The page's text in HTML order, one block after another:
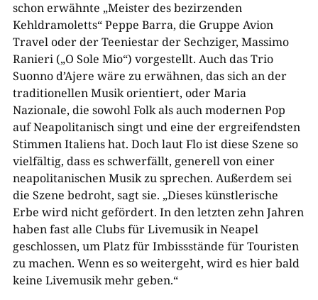
schon erwähnte „Meister des bezirzenden
Kehldramoletts“ Peppe Barra, die Gruppe Avion
Travel oder der Teeniestar der Sechziger, Massimo
Ranieri („O Sole Mio“) vorgestellt. Auch das Trio
Suonno d’Ajere wäre zu erwähnen, das sich an der
traditionellen Musik orientiert, oder Maria
Nazionale, die sowohl Folk als auch modernen Pop
auf Neapolitanisch singt und eine der ergreifendsten
Stimmen Italiens hat. Doch laut Flo ist diese Szene so
vielfältig, dass es schwerfällt, generell von einer
neapolitanischen Musik zu sprechen. Außerdem sei
die Szene bedroht, sagt sie. „Dieses künstlerische
Erbe wird nicht gefördert. In den letzten zehn Jahren
haben fast alle Clubs für Livemusik in Neapel
geschlossen, um Platz für Imbissstände für Touristen
zu machen. Wenn es so weitergeht, wird es hier bald
keine Livemusik mehr geben.“